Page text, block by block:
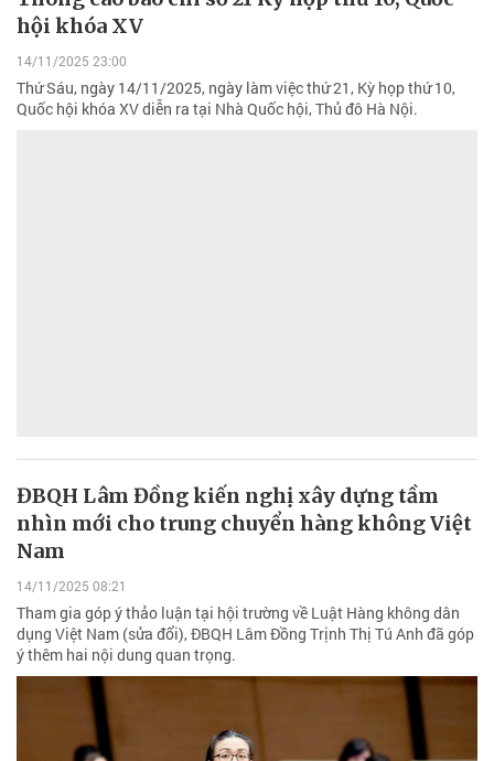
hội khóa XV
14/11/2025 23:00
Thứ Sáu, ngày 14/11/2025, ngày làm việc thứ 21, Kỳ họp thứ 10,
Quốc hội khóa XV diễn ra tại Nhà Quốc hội, Thủ đô Hà Nội.
ĐBQH Lâm Đồng kiến nghị xây dựng tầm
nhìn mới cho trung chuyển hàng không Việt
Nam
14/11/2025 08:21
Tham gia góp ý thảo luận tại hội trường về Luật Hàng không dân
dụng Việt Nam (sửa đổi), ĐBQH Lâm Đồng Trịnh Thị Tú Anh đã góp
ý thêm hai nội dung quan trọng.